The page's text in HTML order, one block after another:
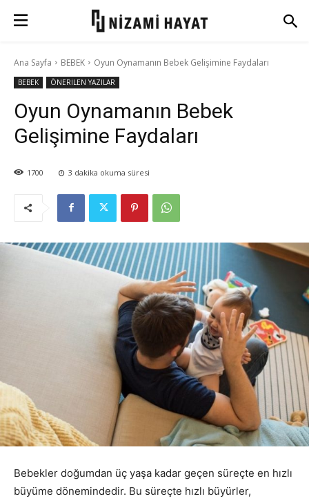
Ana Sayfa BEBEK Oyun Oynamanın Bebek Gelişimine Faydaları
BEBEK ÖNERİLEN YAZILAR
Oyun Oynamanın Bebek
Gelişimine Faydaları
1700 3 dakika okuma süresi
Bebekler doğumdan üç yaşa kadar geçen süreçte en hızlı
büyüme dönemindedir. Bu süreçte hızlı büyürler,